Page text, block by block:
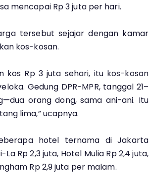
mencapai Rp 3 juta per hari.
tersebut sejajar dengan kamar
kos-kosan.
kos Rp 3 juta sehari, itu kos-kosan
Gedung DPR-MPR, tanggal 21–
orang dong, sama ani-ani. Itu
lima,” ucapnya.
hotel ternama di Jakarta
Rp 2,3 juta, Hotel Mulia Rp 2,4 juta,
Rp 2,9 juta per malam.